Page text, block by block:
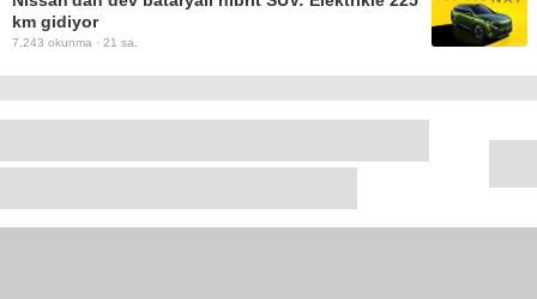
km gidiyor
7.243 okunma · 21 sa.